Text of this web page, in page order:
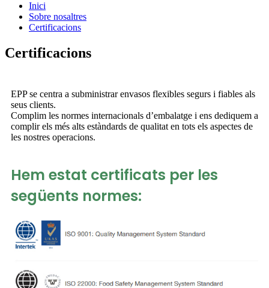
Inici
Sobre nosaltres
Certificacions
Certificacions
EPP se centra a subministrar envasos flexibles segurs i fiables als
seus clients.
Complim les normes internacionals d’embalatge i ens dediquem a
complir els més alts estàndards de qualitat en tots els aspectes de
les nostres operacions.
Hem estat certificats per les
següents normes: